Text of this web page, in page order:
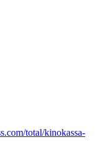
total/kinokassa-